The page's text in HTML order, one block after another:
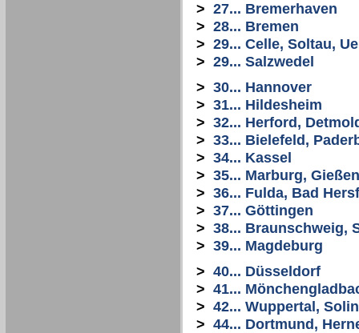
> 27... Bremerhaven
> 28... Bremen
> 29... Celle, Soltau,
> 29... Salzwedel
> 30... Hannover
> 31... Hildesheim
> 32... Herford,
> 33... Bielefeld,
> 34... Kassel
> 35... Marburg,
> 36... Fulda, Bad
> 37... Göttingen
> 38... Braunschweig,
> 39... Magdeburg
> 40... Düsseldorf
> 41...
> 42... Wuppertal,
> 44... Dortmund,